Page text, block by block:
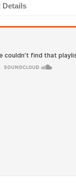
Details